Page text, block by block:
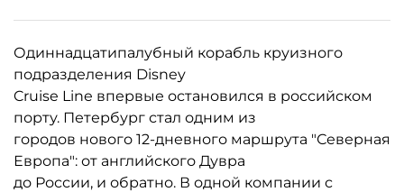
Одиннадцатипалубный корабль круизного
подразделения Disney
Cruise Line впервые остановился в российском
порту. Петербург стал одним из
городов нового 12-дневного маршрута "Северная
Европа": от английского Дувра
до России, и обратно. В одной компании с